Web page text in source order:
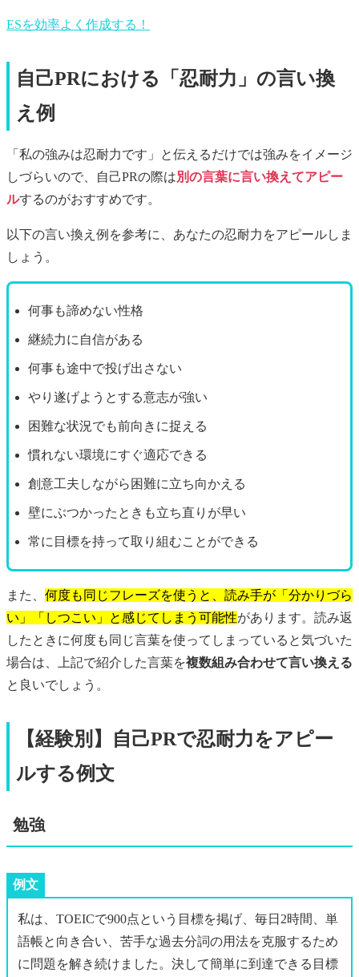
ESを効率よく作成する！
自己PRにおける「忍耐力」の言い換
え例
「私の強みは忍耐力です」と伝えるだけでは強みをイメージ
しづらいので、自己PRの際は別の言葉に言い換えてアピー
ルするのがおすすめです。
以下の言い換え例を参考に、あなたの忍耐力をアピールしま
しょう。
何事も諦めない性格
継続力に自信がある
何事も途中で投げ出さない
やり遂げようとする意志が強い
困難な状況でも前向きに捉える
慣れない環境にすぐ適応できる
創意工夫しながら困難に立ち向かえる
壁にぶつかったときも立ち直りが早い
常に目標を持って取り組むことができる
また、 何度も同じフレーズを使うと、読み手が「分かりづら
い」「しつこい」と感じてしまう可能性があります。読み返
したときに何度も同じ言葉を使ってしまっていると気づいた
場合は、上記で紹介した言葉を複数組み合わせて言い換える
と良いでしょう。
【経験別】自己PRで忍耐力をアピー
ルする例文
勉強
例文
私は、TOEICで900点という目標を掲げ、毎日2時間、単
語帳と向き合い、苦手な過去分詞の用法を克服するため
に問題を解き続けました。決して簡単に到達できる目標